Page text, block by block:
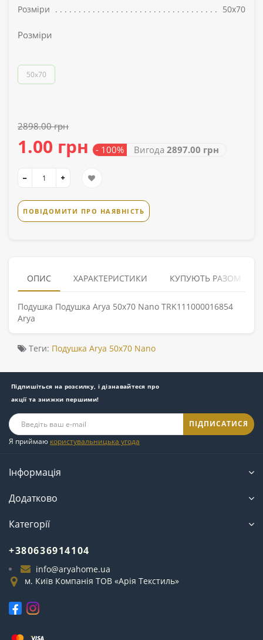
Розміри
50x70
Розміри
50x70
2898.00 грн
1.00 грн - 100% Вигода 2897.00 грн
ПОВІДОМИТИ ПРО НАЯВНІСТЬ
ОПИС ХАРАКТЕРИСТИКИ КУПУЮТЬ РАЗОМ
Подушка Подушка Arya 50x70 Nano TRK111000016854
Arya
Теги: Подушка Arya 50x70 Nano
Підпишіться на розсилку, і дізнавайтеся про
акції та знижки першими!
ПІДПИСАТИСЯ
Я приймаю користувальницька угода
Інформація
Додатково
Категорії
+380636914104
info@aryahome.ua
м. Київ Компанія ТОВ «Арія Текстиль»